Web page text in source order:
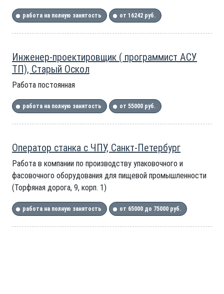
работа на полную занятость от 16242 руб.
Инженер-проектировщик ( программист АСУ
ТП), Старый Оскол
Работа постоянная
работа на полную занятость от 55000 руб.
Оператор станка с ЧПУ, Санкт-Петербург
Работа в компании по производству упаковочного и
фасовочного оборудования для пищевой промышленности
(Торфяная дорога, 9, корп. 1)
работа на полную занятость от 65000 до 75000 руб.